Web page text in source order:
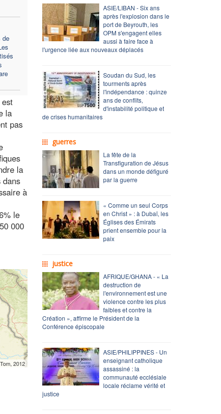
de
la
pas
la
dans
à
le
000
2012
ASIE/LIBAN - Six ans
après l'explosion dans le
port de Beyrouth, les
OPM s'engagent elles
aussi à faire face à
l'urgence liée aux nouveaux déplacés
Soudan du Sud, les
tourments après
l'indépendance : quinze
ans de conflits,
d'instabilité politique et
de crises humanitaires
guerres
La fête de la
Transfiguration de Jésus
dans un monde défiguré
par la guerre
« Comme un seul Corps
en Christ » : à Dubaï, les
Églises des Émirats
prient ensemble pour la
paix
justice
AFRIQUE/GHANA - « La
destruction de
l'environnement est une
violence contre les plus
faibles et contre la
Création », affirme le Président de la
Conférence épiscopale
ASIE/PHILIPPINES - Un
enseignant catholique
assassiné : la
communauté ecclésiale
locale réclame vérité et
justice